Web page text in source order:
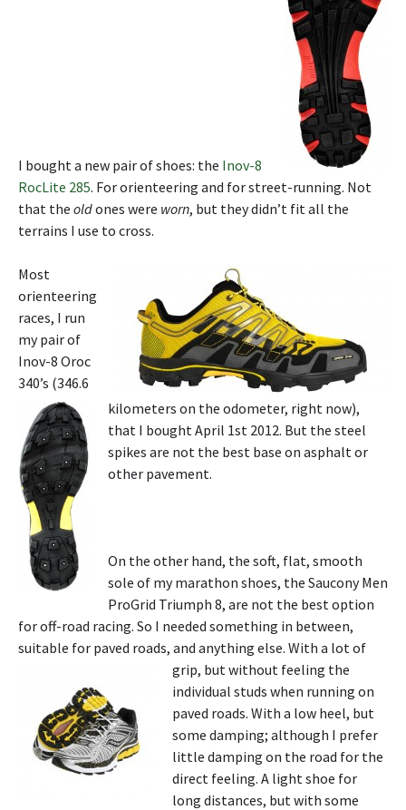
I bought a new pair of shoes: the Inov-8
RocLite 285. For orienteering and for street-running. Not
that the oldones were worn, but they didn’t fit all the
terrains I use to cross.
Most
orienteering
races, I run
my pair of
Inov-8 Oroc
340’s (346.6
kilometers on the odometer, right now),
that I bought April 1st 2012. But the steel
spikes are not the best base on asphalt or
other pavement.
On the other hand, the soft, flat, smooth
sole of my marathon shoes, the Saucony Men
ProGrid Triumph 8, are not the best option
for off-road racing. So I needed something in between,
suitable for paved roads, and anything else. With a lot of
grip, but without feeling the
individual studs when running on
paved roads. With a low heel, but
some damping; although I prefer
little damping on the road for the
direct feeling. A light shoe for
long distances, but with some